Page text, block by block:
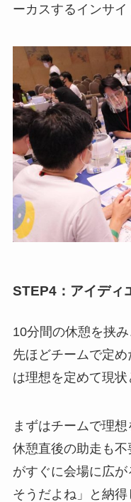
ーカスするインサイ
STEP4：アイディ
10分間の休憩を挟
先ほどチームで定
は理想を定めて現状
まずはチームで理想
休憩直後の助走も
がすぐに会場に広が
そうだよね」と納